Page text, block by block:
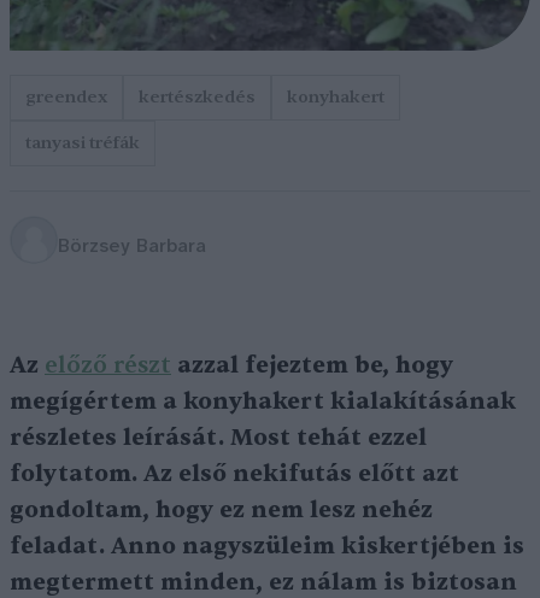
greendex kertészkedés
konyhakert
tanyasi tréfák
Börzsey Barbara
Az előző részt azzal fejeztem be, hogy
megígértem a konyhakert kialakításának
részletes leírását. Most tehát ezzel
folytatom. Az első nekifutás előtt azt
gondoltam, hogy ez nem lesz nehéz
feladat. Anno nagyszüleim kiskertjében is
megtermett minden, ez nálam is biztosan